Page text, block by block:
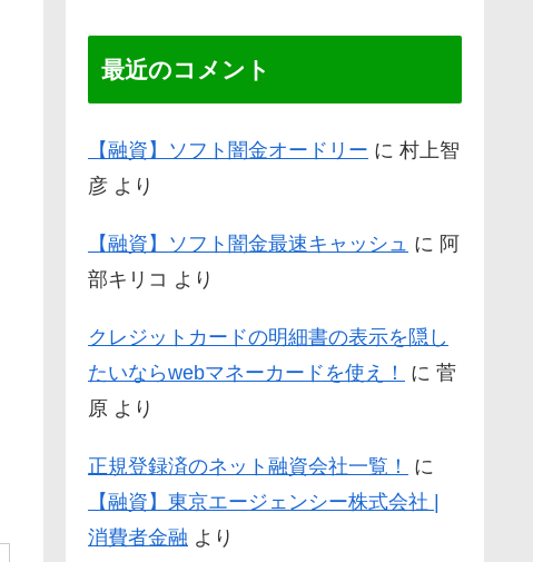
最近のコメント
【融資】ソフト闇金オードリー に 村上智
彦 より
【融資】ソフト闇金最速キャッシュ に 阿
部キリコ より
クレジットカードの明細書の表示を隠し
たいならwebマネーカードを使え！
に 菅
原 より
正規登録済のネット融資会社一覧！
に
【融資】東京エージェンシー株式会社 |
消費者金融 より